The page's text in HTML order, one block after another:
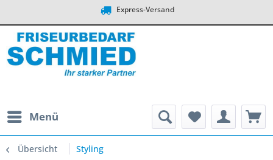
Express-Versand
Menü
Übersicht Styling